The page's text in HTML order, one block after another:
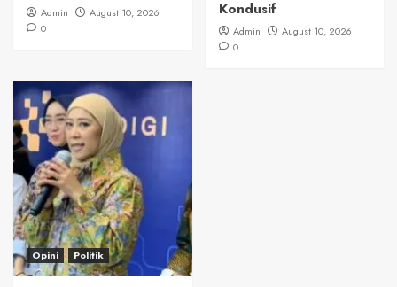
Admin
August 10, 2026
0
Kondusif
Admin
August 10, 2026
0
Opini Politik